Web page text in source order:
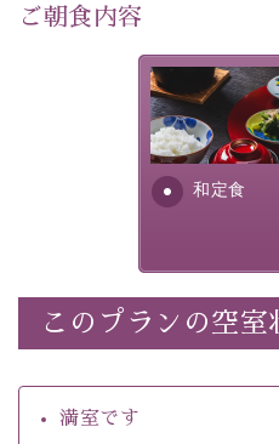
滞在いただけるよう
30項目以上からなる独自の
徹底した衛生管理を行って
・宿泊料金5%OFF
・諏訪大社4社を巡る無料参
・館内着をご用意
・就寝用パジャマをご用意
・館内フリーWi-Fi
・駐車場完備
ご朝食内容
和定食
さっぱりとし
れる食材は、
ふんだんに取
安全を心掛け
このプランの空室
満室です